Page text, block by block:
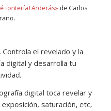
tontería! Arderás» de Carlos
el revelado y la
digital y desarrolla tu
digital toca revelar y
saturación, etc,